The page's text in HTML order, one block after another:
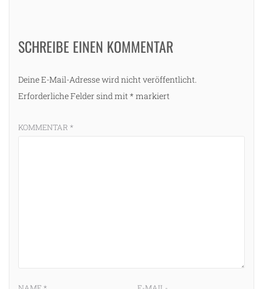
SCHREIBE EINEN KOMMENTAR
Deine E-Mail-Adresse wird nicht veröffentlicht.
Erforderliche Felder sind mit * markiert
KOMMENTAR *